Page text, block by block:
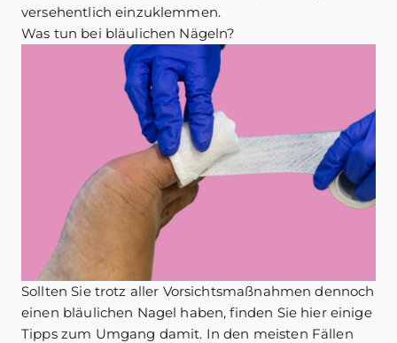
versehentlich einzuklemmen.
Was tun bei bläulichen Nägeln?
Sollten Sie trotz aller Vorsichtsmaßnahmen dennoch
einen bläulichen Nagel haben, finden Sie hier einige
Tipps zum Umgang damit. In den meisten Fällen